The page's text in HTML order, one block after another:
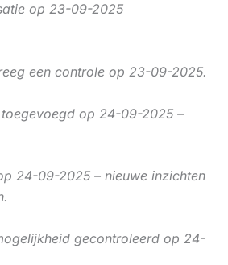
op 23-09-2025
een controle op 23-09-2025.
op 24-09-2025 –
24-09-2025 – nieuwe inzichten
gecontroleerd op 24-